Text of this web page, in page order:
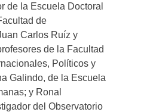
de la Escuela Doctoral
de
Carlos Ruíz y
de la Facultad
Políticos y
Galindo, de la Escuela
y Ronal
del Observatorio